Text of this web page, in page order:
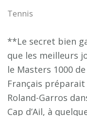
Tennis
**Le secret bien
que les meilleurs
le Masters 1000
Français
Roland-Garros
Cap d’Ail, à